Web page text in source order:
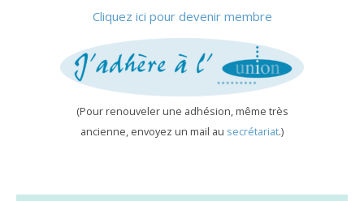
Cliquez ici pour devenir membre
(Pour renouveler une adhésion, même très
ancienne, envoyez un mail au secrétariat.)